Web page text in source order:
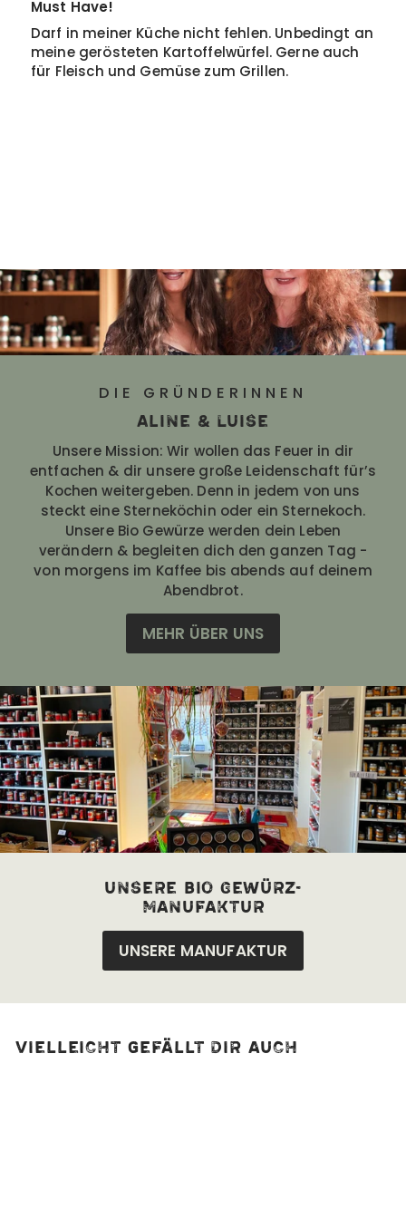
Must Have!
Darf in meiner Küche nicht fehlen. Unbedingt an
meine gerösteten Kartoffelwürfel. Gerne auch
für Fleisch und Gemüse zum Grillen.
DIE GRÜNDERINNEN
Aline & Luise
Unsere Mission: Wir wollen das Feuer in dir
entfachen & dir unsere große Leidenschaft für’s
Kochen weitergeben. Denn in jedem von uns
steckt eine Sterneköchin oder ein Sternekoch.
Unsere Bio Gewürze werden dein Leben
verändern & begleiten dich den ganzen Tag -
von morgens im Kaffee bis abends auf deinem
Abendbrot.
MEHR ÜBER UNS
unsere bio Gewürz-
manufaktur
UNSERE MANUFAKTUR
Vielleicht gefällt dir auch